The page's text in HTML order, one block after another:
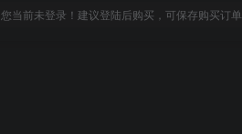
您当前未登录！建议登陆后购买，可保存购买订单